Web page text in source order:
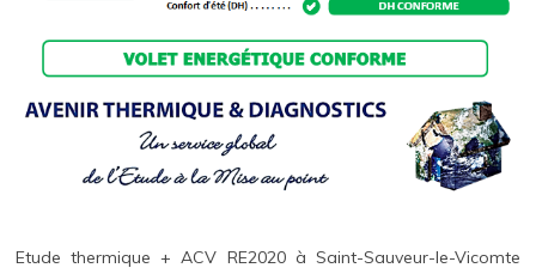
Etude thermique + ACV RE2020 à Saint-Sauveur-le-Vicomte